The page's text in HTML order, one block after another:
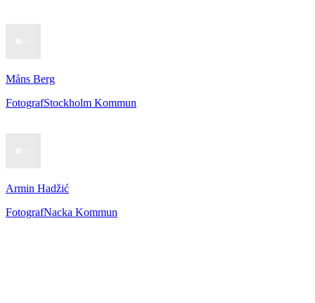
Måns Berg
FotografStockholm Kommun
Armin Hadžić
FotografNacka Kommun